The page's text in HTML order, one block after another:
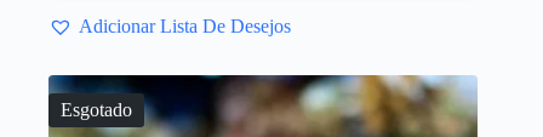
Adicionar Lista De Desejos
Esgotado